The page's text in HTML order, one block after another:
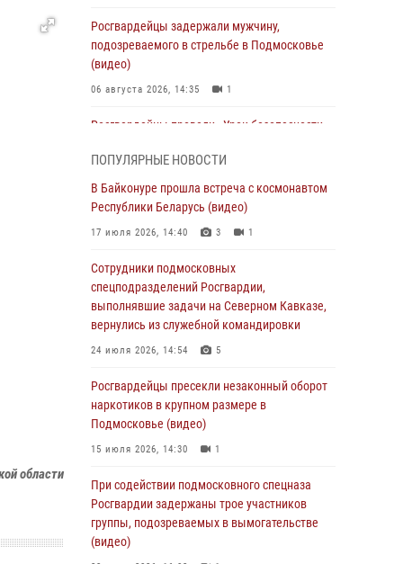
области
Росгвардейцы задержали мужчину,
подозреваемого в стрельбе в Подмосковье
(видео)
06 августа 2026, 14:35 1
Росгвардейцы провели «Урок безопасности»
При содействии подмосковного спецназа
Росгвардии задержаны подозреваемые в
изготовлении поддельных документов
05 августа 2026, 15:48 1
Сотрудники спецподразделения
отработали навыки огневой подготовки на
04 августа 2026, 12:21
выезжали по сигналам «Тревога» с
охраняемых объектов в Подмосковье
04 августа 2026, 12:15
ПОПУЛЯРНЫЕ НОВОСТИ
В Байконуре прошла встреча с космонавтом
Республики Беларусь (видео)
17 июля 2026, 14:40 3 1
Сотрудники подмосковных
спецподразделений Росгвардии,
выполнявшие задачи на Северном Кавказе,
вернулись из служебной командировки
24 июля 2026, 14:54 5
Росгвардейцы пресекли незаконный оборот
наркотиков в крупном размере в
Подмосковье (видео)
15 июля 2026, 14:30 1
При содействии подмосковного спецназа
Росгвардии задержаны трое участников
группы, подозреваемых в вымогательстве
(видео)